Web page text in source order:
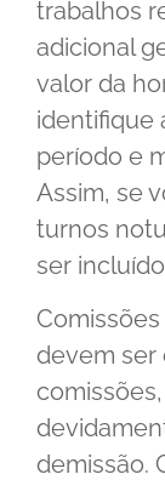
trabalhos
adicional
valor da
identifique
período e
Assim, se
turnos
ser
devem ser
demissão.